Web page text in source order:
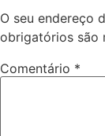
O seu endereço
obrigatórios são
Comentário *